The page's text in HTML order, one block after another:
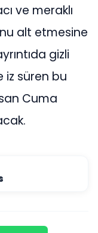
ve meraklı
alt etmesine
gizli
iz süren bu
Cuma